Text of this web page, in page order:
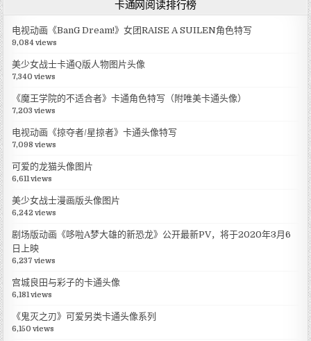
卡通网阅读排行榜
电视动画《BanG Dream!》女团RAISE A SUILEN角色特写
9,084 views
美少女战士卡通Q版人物图片头像
7,340 views
《魔王学院的不适合者》卡通角色特写（附唯美卡通头像）
7,203 views
电视动画《掠夺者/星掠者》卡通头像特写
7,098 views
可爱的龙猫头像图片
6,611 views
美少女战士漫画版头像图片
6,242 views
剧场版动画《哆啦A梦大雄的新恐龙》公开最新PV，将于2020年3月6
日上映
6,237 views
宫城良田与彩子的卡通头像
6,181 views
《鬼灭之刃》可爱另类卡通头像系列
6,150 views